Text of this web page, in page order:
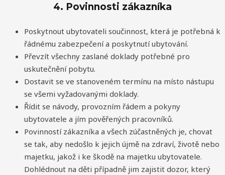
4. Povinnosti zákazníka
Poskytnout ubytovateli součinnost, která je potřebná k
řádnému zabezpečení a poskytnutí ubytování.
Převzít všechny zaslané doklady potřebné pro
uskutečnění pobytu.
Dostavit se ve stanoveném termínu na místo nástupu
se všemi vyžadovanými doklady.
Řídit se návody, provozním řádem a pokyny
ubytovatele a jím pověřených pracovníků.
Povinností zákazníka a všech zúčastněných je, chovat
se tak, aby nedošlo k jejich újmě na zdraví, životě nebo
majetku, jakož i ke škodě na majetku ubytovatele.
Dohlédnout na děti případně jim zajistit dozor, který